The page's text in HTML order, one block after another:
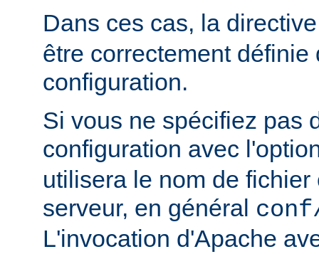
Dans ces cas, la
être correctement
configuration.
Si vous ne spécifiez pas
configuration avec
utilisera le nom de
serveur, en général
L'invocation d'Apache